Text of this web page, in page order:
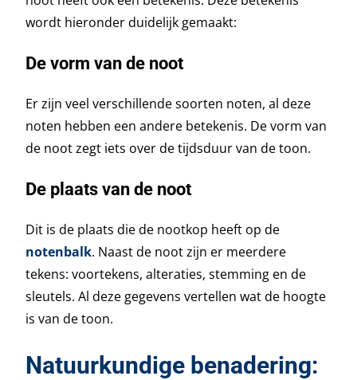
wordt hieronder duidelijk gemaakt:
De vorm van de noot
Er zijn veel verschillende soorten noten, al deze
noten hebben een andere betekenis. De vorm van
de noot zegt iets over de tijdsduur van de toon.
De plaats van de noot
Dit is de plaats die de nootkop heeft op de
notenbalk. Naast de noot zijn er meerdere
tekens: voortekens, alteraties, stemming en de
sleutels. Al deze gegevens vertellen wat de hoogte
is van de toon.
Natuurkundige benadering: